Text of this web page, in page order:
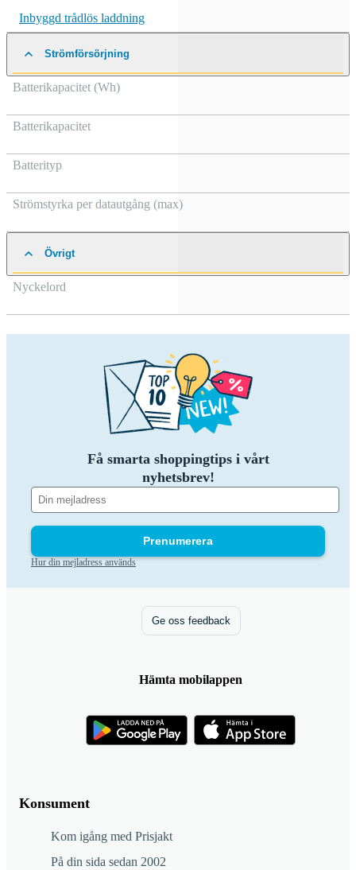
Inbyggd trådlös laddning
Strömförsörjning
Batterikapacitet (Wh)
Batterikapacitet
Batterityp
Strömstyrka per datautgång (max)
Övrigt
Nyckelord
Få smarta shoppingtips i vårt
nyhetsbrev!
Prenumerera
Hur din mejladress används
Konsument
Kom igång med Prisjakt
På din sida sedan 2002
Ge oss feedback
Hämta mobilappen